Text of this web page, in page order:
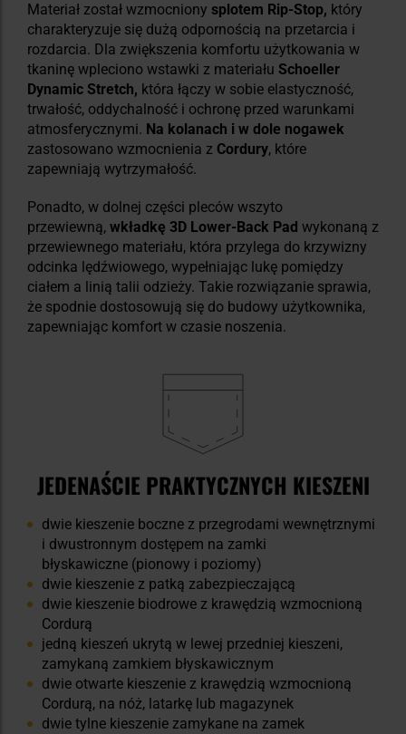
Materiał został wzmocniony splotem Rip-Stop, który
charakteryzuje się dużą odpornością na przetarcia i
rozdarcia. Dla zwiększenia komfortu użytkowania w
tkaninę wpleciono wstawki z materiału Schoeller
Dynamic Stretch, która łączy w sobie elastyczność,
trwałość, oddychalność i ochronę przed warunkami
atmosferycznymi. Na kolanach i w dole nogawek
zastosowano wzmocnienia z Cordury, które
zapewniają wytrzymałość.
Ponadto, w dolnej części pleców wszyto
przewiewną, wkładkę 3D Lower-Back Pad wykonaną z
przewiewnego materiału, która przylega do krzywizny
odcinka lędźwiowego, wypełniając lukę pomiędzy
ciałem a linią talii odzieży. Takie rozwiązanie sprawia,
że spodnie dostosowują się do budowy użytkownika,
zapewniając komfort w czasie noszenia.
JEDENAŚCIE PRAKTYCZNYCH KIESZENI
dwie kieszenie boczne z przegrodami wewnętrznymi
i dwustronnym dostępem na zamki
błyskawiczne (pionowy i poziomy)
dwie kieszenie z patką zabezpieczającą
dwie kieszenie biodrowe z krawędzią wzmocnioną
Cordurą
jedną kieszeń ukrytą w lewej przedniej kieszeni,
zamykaną zamkiem błyskawicznym
dwie otwarte kieszenie z krawędzią wzmocnioną
Cordurą, na nóż, latarkę lub magazynek
dwie tylne kieszenie zamykane na zamek